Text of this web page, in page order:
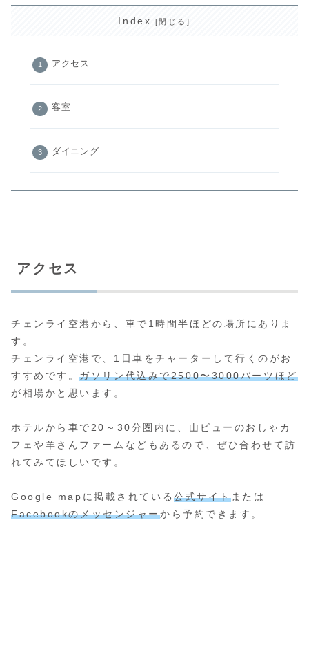
Index
アクセス
客室
ダイニング
アクセス
チェンライ空港から、車で1時間半ほどの場所にありま
す。
チェンライ空港で、1日車をチャーターして行くのがお
すすめです。ガソリン代込みで2500〜3000バーツほど
が相場かと思います。
ホテルから車で20～30分圏内に、山ビューのおしゃカ
フェや羊さんファームなどもあるので、ぜひ合わせて訪
れてみてほしいです。
Google mapに掲載されている公式サイトまたは
Facebookのメッセンジャーから予約できます。